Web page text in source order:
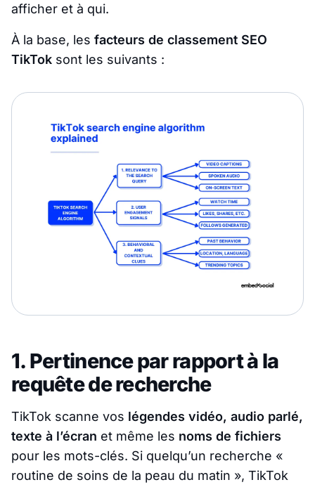
afficher et à qui.
À la base, les facteurs de classement SEO
TikTok sont les suivants :
1. Pertinence par rapport à la
requête de recherche
TikTok scanne vos légendes vidéo, audio parlé,
texte à l’écran et même les noms de fichiers
pour les mots-clés. Si quelqu’un recherche «
routine de soins de la peau du matin », TikTok